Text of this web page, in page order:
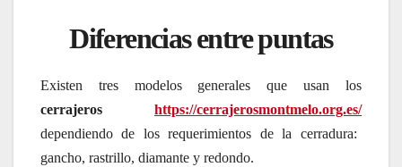
Diferencias entre puntas
Existen tres modelos generales que usan los
cerrajeros https://cerrajerosmontmelo.org.es/
dependiendo de los requerimientos de la cerradura:
gancho, rastrillo, diamante y redondo.